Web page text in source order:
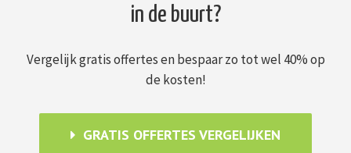
in de buurt?
Vergelijk gratis offertes en bespaar zo tot wel 40% op
de kosten!
GRATIS OFFERTES VERGELIJKEN